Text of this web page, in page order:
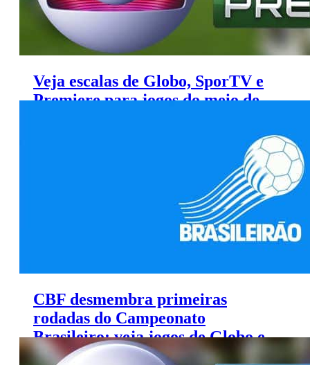
Veja escalas de Globo, SporTV e
Premiere para jogos do meio de
CBF desmembra primeiras
rodadas do Campeonato
Brasileiro; veja jogos de Globo e
SporTV